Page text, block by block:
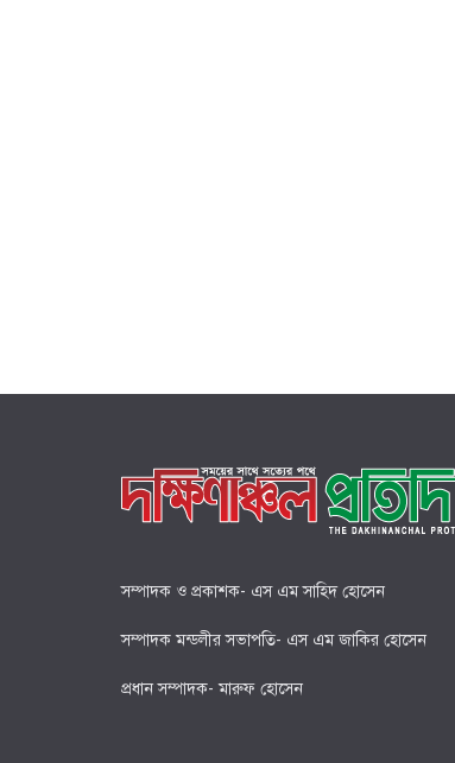
সম্পাদক ও প্রকাশক- এস এম সাহিদ হোসেন
সম্পাদক মন্ডলীর সভাপতি- এস এম জাকির হোসেন
প্রধান সম্পাদক- মারুফ হোসেন